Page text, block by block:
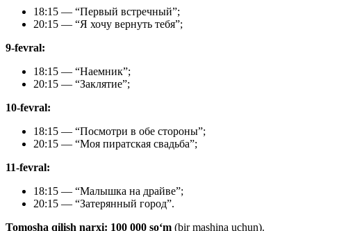
18:15 — “Первый встречный”;
20:15 — “Я хочу вернуть тебя”;
9-fevral:
18:15 — “Наемник”;
20:15 — “Заклятие”;
10-fevral:
18:15 — “Посмотри в обе стороны”;
20:15 — “Моя пиратская свадьба”;
11-fevral:
18:15 — “Малышка на драйве”;
20:15 — “Затерянный город”.
Tomosha qilish narxi: 100 000 soʻm (bir mashina uchun).